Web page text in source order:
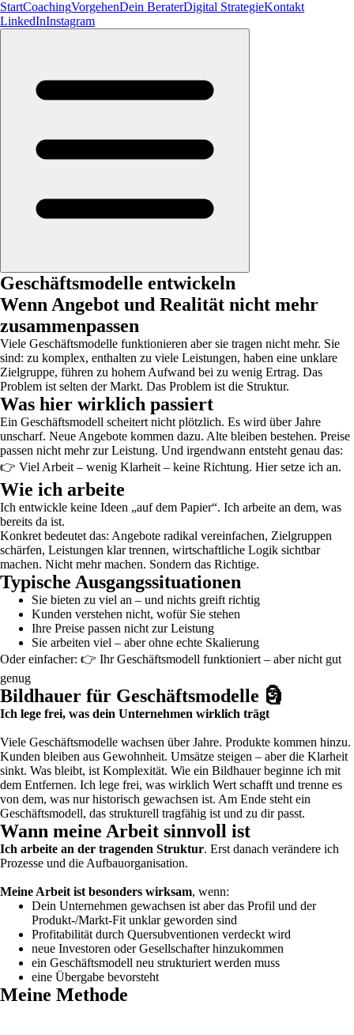
StartCoachingVorgehenDein BeraterDigital StrategieKontakt
LinkedInInstagram
Geschäftsmodelle entwickeln
Wenn Angebot und Realität nicht mehr
zusammenpassen
Viele Geschäftsmodelle funktionieren aber sie tragen nicht mehr. Sie
sind: zu komplex, enthalten zu viele Leistungen, haben eine unklare
Zielgruppe, führen zu hohem Aufwand bei zu wenig Ertrag. Das
Problem ist selten der Markt. Das Problem ist die Struktur.
Was hier wirklich passiert
Ein Geschäftsmodell scheitert nicht plötzlich. Es wird über Jahre
unscharf. Neue Angebote kommen dazu. Alte bleiben bestehen. Preise
passen nicht mehr zur Leistung. Und irgendwann entsteht genau das:
👉 Viel Arbeit – wenig Klarheit – keine Richtung. Hier setze ich an.
Wie ich arbeite
Ich entwickle keine Ideen „auf dem Papier“. Ich arbeite an dem, was
bereits da ist.
Konkret bedeutet das: Angebote radikal vereinfachen, Zielgruppen
schärfen, Leistungen klar trennen, wirtschaftliche Logik sichtbar
machen. Nicht mehr machen. Sondern das Richtige.
Typische Ausgangssituationen
Sie bieten zu viel an – und nichts greift richtig
Kunden verstehen nicht, wofür Sie stehen
Ihre Preise passen nicht zur Leistung
Sie arbeiten viel – aber ohne echte Skalierung
Oder einfacher: 👉 Ihr Geschäftsmodell funktioniert – aber nicht gut
genug
Bildhauer für Geschäftsmodelle 🗿
Ich lege frei, was dein Unternehmen wirklich trägt
Viele Geschäftsmodelle wachsen über Jahre. Produkte kommen hinzu.
Kunden bleiben aus Gewohnheit. Umsätze steigen – aber die Klarheit
sinkt. Was bleibt, ist Komplexität. Wie ein Bildhauer beginne ich mit
dem Entfernen. Ich lege frei, was wirklich Wert schafft und trenne es
von dem, was nur historisch gewachsen ist. Am Ende steht ein
Geschäftsmodell, das strukturell tragfähig ist und zu dir passt.
Wann meine Arbeit sinnvoll ist
Ich arbeite an der tragenden Struktur. Erst danach verändere ich
Prozesse und die Aufbauorganisation.
Meine Arbeit ist besonders wirksam, wenn:
Dein Unternehmen gewachsen ist aber das Profil und der
Produkt-/Markt-Fit unklar geworden sind
Profitabilität durch Quersubventionen verdeckt wird
neue Investoren oder Gesellschafter hinzukommen
ein Geschäftsmodell neu strukturiert werden muss
eine Übergabe bevorsteht
Meine Methode